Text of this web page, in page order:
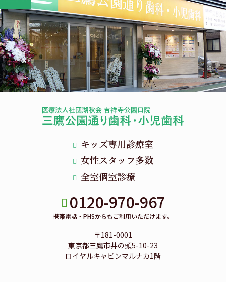
キッズ専用診療室
女性スタッフ多数
全室個室診療
0120-970-967
携帯電話・PHSからもご利用いただけます。
〒181-0001
東京都三鷹市井の頭5-10-23
ロイヤルキャビンマルナカ1階